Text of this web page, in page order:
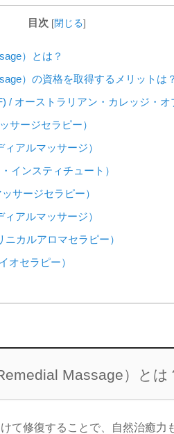
目次 [閉じる]
）とは？
）の資格を取得するメリットは？
/ オーストラリアン・カレッジ・
サージセラピー）
アルマッサージ）
インスティチュート）
サージセラピー）
アルマッサージ）
カルアロマセラピー）
オセラピー）
Massage）とは
て修復することで、自然治癒